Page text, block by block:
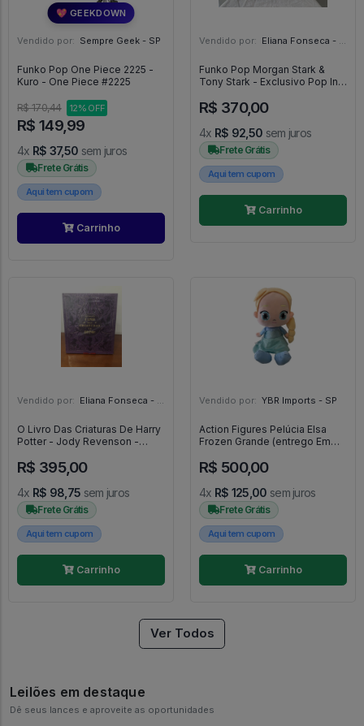
💖 GEEKDOWN
Vendido por: Sempre Geek - SP
Funko Pop One Piece 2225 -
Kuro - One Piece #2225
R$ 170,44 12% OFF
R$ 149,99
4x R$ 37,50 sem juros
Frete Grátis
Aqui tem cupom
Carrinho
Vendido por: Eliana Fonseca - SP
Funko Pop Morgan Stark &
Tony Stark - Exclusivo Pop In A
FUNKO POP #2
R$ 370,00
4x R$ 92,50 sem juros
Frete Grátis
Aqui tem cupom
Carrinho
Vendido por: Eliana Fonseca - SP
O Livro Das Criaturas De Harry
Potter - Jody Revenson -
R$ 395,00
4x R$ 98,75 sem juros
Frete Grátis
Aqui tem cupom
Carrinho
Vendido por: YBR Imports - SP
Action Figures Pelúcia Elsa
Frozen Grande (entrego Em
R$ 500,00
4x R$ 125,00 sem juros
Frete Grátis
Aqui tem cupom
Carrinho
Ver Todos
Leilões em destaque
Dê seus lances e aproveite as oportunidades